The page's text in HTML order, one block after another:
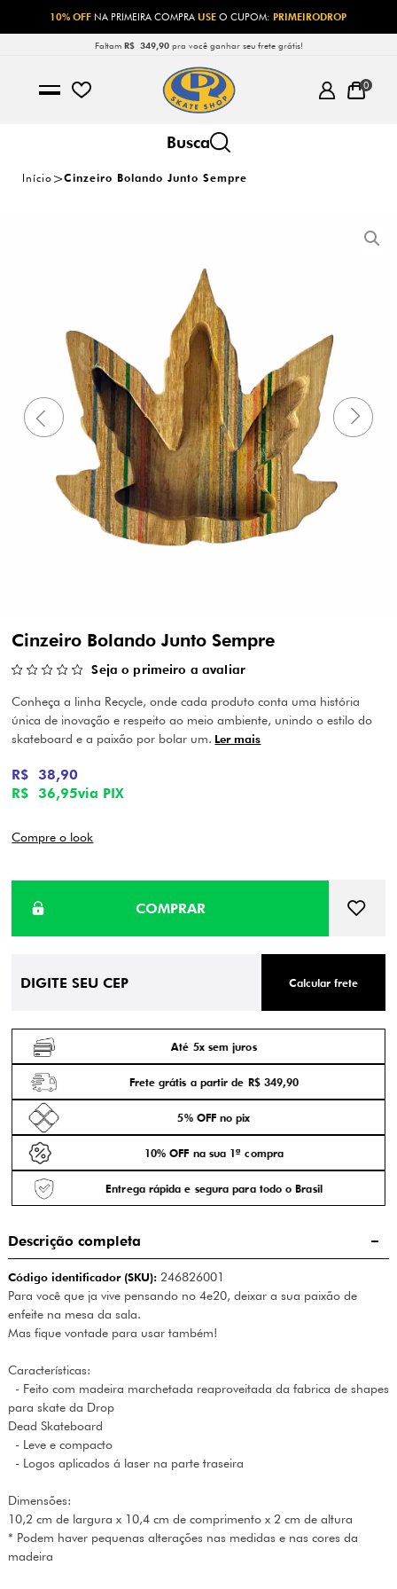
10% OFF NA PRIMEIRA COMPRAUSEO CUPOM:PRIMEIRODROP
Faltam R$ 349,90pra você ganhar seu frete grátis!
0
Início Cinzeiro Bolando Junto Sempre
Cinzeiro Bolando Junto Sempre
Seja o primeiro a avaliar
Conheça a linha Recycle, onde cada produto conta uma história
única de inovação e respeito ao meio ambiente, unindo o estilo do
skateboard e a paixão por bolar um. Ler mais
R$ 36,95via PIX
R$ 38,90
Compre o look
Calcular frete
Até 5x sem juros
Frete grátis a partir de R$ 349,90
5% OFF no pix
10% OFF na sua 1ª compra
Entrega rápida e segura para todo o Brasil
Descrição completa
Código identificador (SKU):246826001
Para você que ja vive pensando no 4e20, deixar a sua paixão de
enfeite na mesa da sala.
Mas fique vontade para usar também!
Características:
- Feito com madeira marchetada reaproveitada da fabrica de shapes
para skate da Drop
Dead Skateboard
- Leve e compacto
- Logos aplicados á laser na parte traseira
Dimensões:
10,2 cm de largura x 10,4 cm de comprimento x 2 cm de altura
* Podem haver pequenas alterações nas medidas e nas cores da
madeira